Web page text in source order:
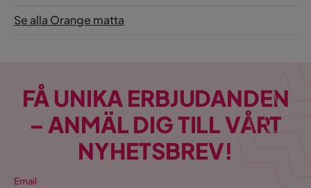
Se alla Orange matta
FÅ UNIKA ERBJUDANDEN
– ANMÄL DIG TILL VÅRT
NYHETSBREV!
Email